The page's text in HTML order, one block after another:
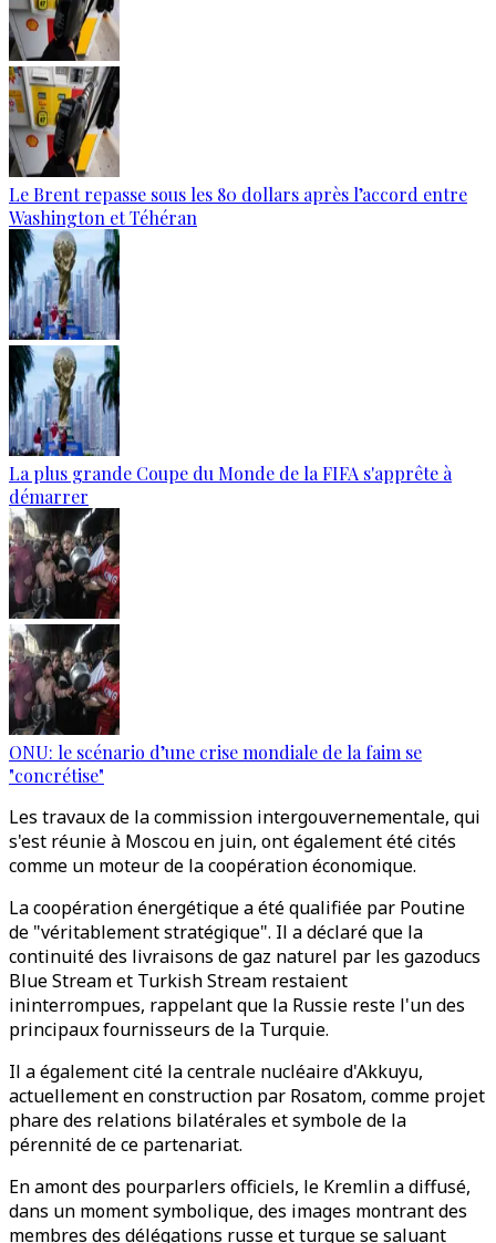
Le Brent repasse sous les 80 dollars après l’accord entre
Washington et Téhéran
La plus grande Coupe du Monde de la FIFA s'apprête à
démarrer
ONU: le scénario d’une crise mondiale de la faim se
"concrétise"
Les travaux de la commission intergouvernementale, qui
s'est réunie à Moscou en juin, ont également été cités
comme un moteur de la coopération économique.
La coopération énergétique a été qualifiée par Poutine
de "véritablement stratégique". Il a déclaré que la
continuité des livraisons de gaz naturel par les gazoducs
Blue Stream et Turkish Stream restaient
ininterrompues, rappelant que la Russie reste l'un des
principaux fournisseurs de la Turquie.
Il a également cité la centrale nucléaire d'Akkuyu,
actuellement en construction par Rosatom, comme projet
phare des relations bilatérales et symbole de la
pérennité de ce partenariat.
En amont des pourparlers officiels, le Kremlin a diffusé,
dans un moment symbolique, des images montrant des
membres des délégations russe et turque se saluant